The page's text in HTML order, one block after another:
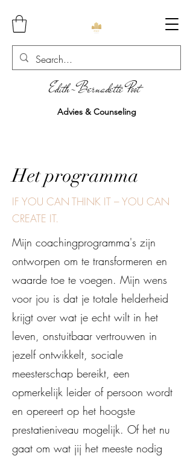
Edith-Bernadette Poot
Advies & Counseling
Het programma
IF YOU CAN THINK IT – YOU CAN
CREATE IT.
Mijn coachingprogramma's zijn
ontworpen om te transformeren en
waarde toe te voegen. Mijn wens
voor jou is dat je totale helderheid
krijgt over wat je echt wilt in het
leven, onstuitbaar vertrouwen in
jezelf ontwikkelt, sociale
meesterschap bereikt, een
opmerkelijk leider of persoon wordt
en opereert op het hoogste
prestatieniveau mogelijk. Of het nu
gaat om wat jij het meeste nodig